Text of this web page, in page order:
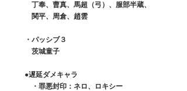
丁奉、曹真、馬超（弓）、服部半蔵、
関平、周倉、趙雲
・パッシブ３
茨城童子
●遅延ダメキャラ
・罪悪封印：ネロ、ロキシー